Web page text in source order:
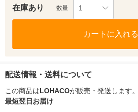
在庫あり 数量 1
カートに入れる
配送情報・送料について
この商品はLOHACOが販売・発送します。
最短翌日お届け